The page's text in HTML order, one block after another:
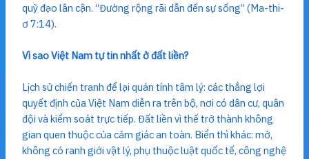
quỹ đạo lân cận. “Đường rộng rãi dẫn đến sự sống” (Ma-thi-
ơ 7:14).
Vì sao Việt Nam tự tin nhất ở đất liền?
Lịch sử chiến tranh để lại quán tính tâm lý: các thắng lợi
quyết định của Việt Nam diễn ra trên bộ, nơi có dân cư, quân
đội và kiểm soát trực tiếp. Đất liền vì thế trở thành không
gian quen thuộc của cảm giác an toàn. Biển thì khác: mở,
không có ranh giới vật lý, phụ thuộc luật quốc tế, công nghệ